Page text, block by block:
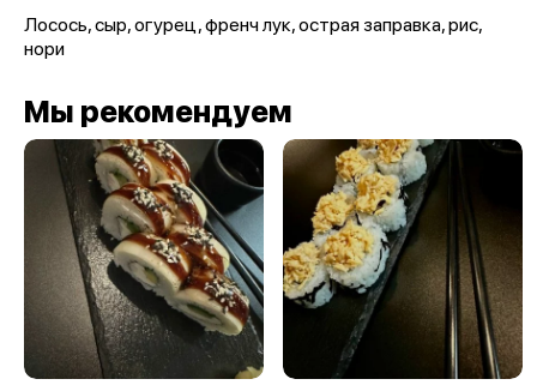
Лосось, сыр, огурец, френч лук, острая заправка, рис,
нори
Мы рекомендуем